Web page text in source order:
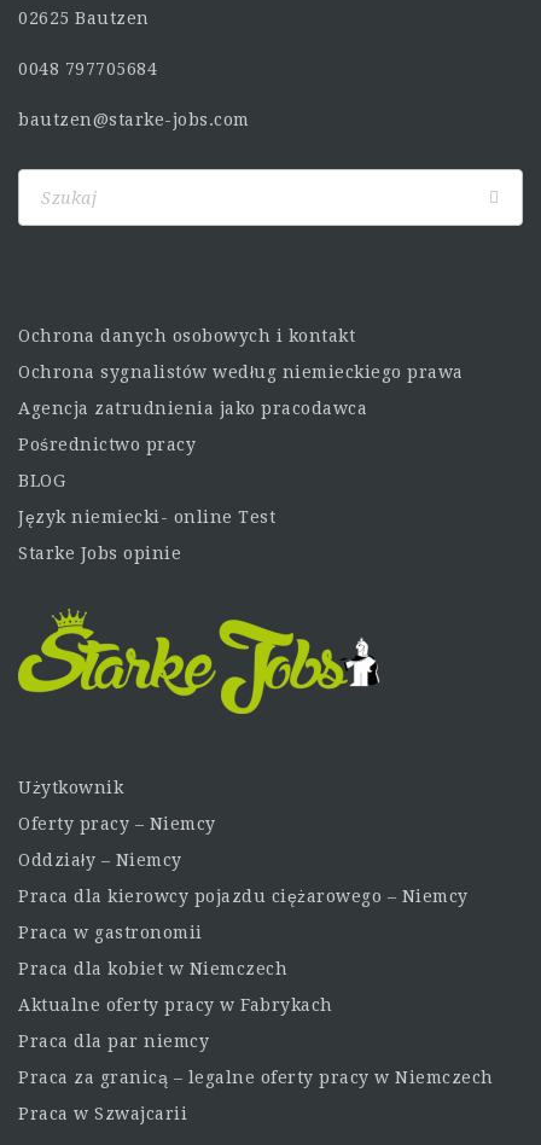
02625 Bautzen
0048 797705684
bautzen@starke-jobs.com
Ochrona danych osobowych i kontakt
Ochrona sygnalistów według niemieckiego prawa
Agencja zatrudnienia jako pracodawca
Pośrednictwo pracy
BLOG
Język niemiecki- online Test
Starke Jobs opinie
Użytkownik
Oferty pracy – Niemcy
Oddziały – Niemcy
Praca dla kierowcy pojazdu ciężarowego – Niemcy
Praca w gastronomii
Praca dla kobiet w Niemczech
Aktualne oferty pracy w Fabrykach
Praca dla par niemcy
Praca za granicą – legalne oferty pracy w Niemczech
Praca w Szwajcarii